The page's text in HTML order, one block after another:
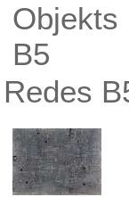
Redes